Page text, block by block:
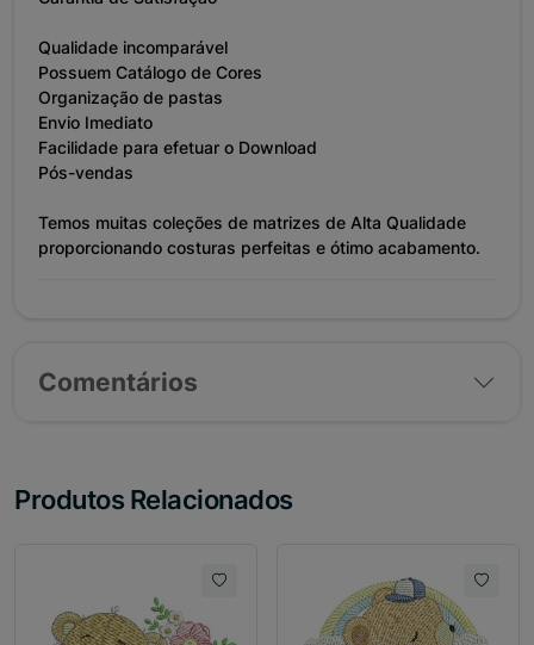
Qualidade incomparável
Possuem Catálogo de Cores
Organização de pastas
Envio Imediato
Facilidade para efetuar o Download
Pós-vendas
Temos muitas coleções de matrizes de Alta Qualidade
proporcionando costuras perfeitas e ótimo acabamento.
Comentários
Produtos Relacionados